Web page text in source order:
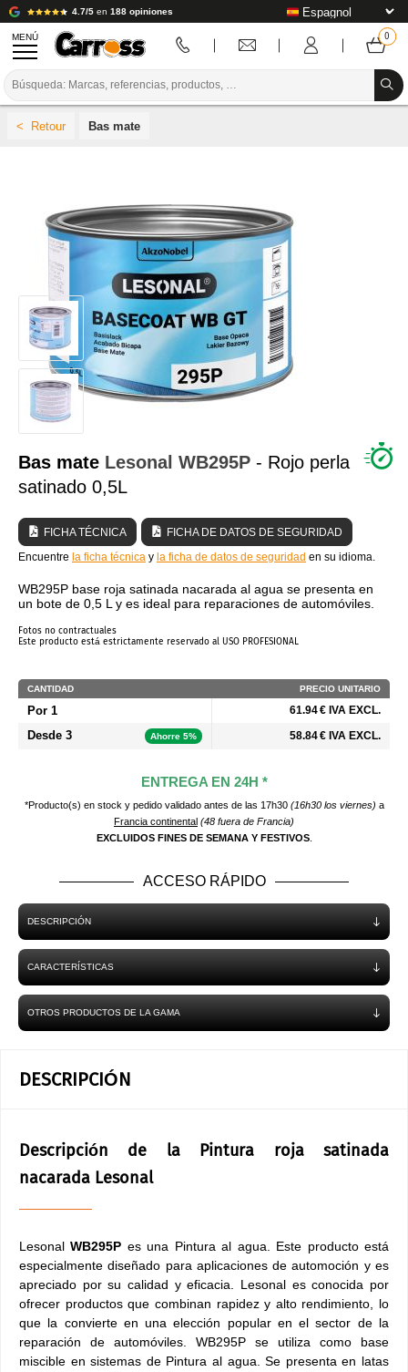
4.7/5 en 188 opiniones
MENÚ
PREPARACIÓN / PINTURA / ACABADO
CONSUMIBLES DE CARROCERÍA
HERRAMIENTAS DE CARROCERÍA
EQUIPAMIENTO PARA TALLERES DE CARROCERÍA
INSTALACIÓN DE LABORATORIO
TUTORIALES Y CONSEJOS
Bas mate
Bas mate Lesonal WB295P - Rojo perla
satinado 0,5L
FICHA TÉCNICA
FICHA DE DATOS DE SEGURIDAD
Encuentre la ficha técnica y la ficha de datos de seguridad en su idioma.
WB295P base roja satinada nacarada al agua se presenta en
un bote de 0,5 L y es ideal para reparaciones de automóviles.
Fotos no contractuales
Este producto está estrictamente reservado al USO PROFESIONAL
CANTIDAD PRECIO UNITARIO
Por 1 61.94 € IVA EXCL.
Desde 3 Ahorre 5% 58.84 € IVA EXCL.
ENTREGA EN 24H *
*Producto(s) en stock y pedido validado antes de las 17h30 (16h30 los viernes) a
Francia continental (48 fuera de Francia)
EXCLUIDOS FINES DE SEMANA Y FESTIVOS.
ACCESO RÁPIDO
DESCRIPCIÓN
CARACTERÍSTICAS
OTROS PRODUCTOS DE LA GAMA
DESCRIPCIÓN
Descripción de la Pintura roja satinada
nacarada Lesonal
LesonalWB295P es una Pintura al agua. Este producto está
especialmente diseñado para aplicaciones de automoción y es
apreciado por su calidad y eficacia. Lesonal es conocida por
ofrecer productos que combinan rapidez y alto rendimiento, lo
que la convierte en una elección popular en el sector de la
reparación de automóviles. WB295P se utiliza como base
miscible en sistemas de Pintura al agua. Se presenta en latas